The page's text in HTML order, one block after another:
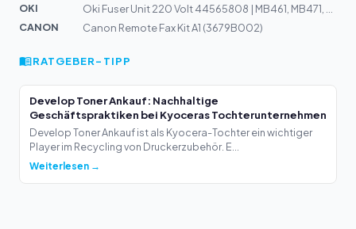
OKI
CANON
Canon Remote Fax Kit A1 (3679B002)
RATGEBER-TIPP
Develop Toner Ankauf: Nachhaltige
Geschäftspraktiken bei Kyoceras Tochterunternehmen
Develop Toner Ankauf ist als Kyocera-Tochter ein wichtiger
Player im Recycling von Druckerzubehör. E...
Weiterlesen →